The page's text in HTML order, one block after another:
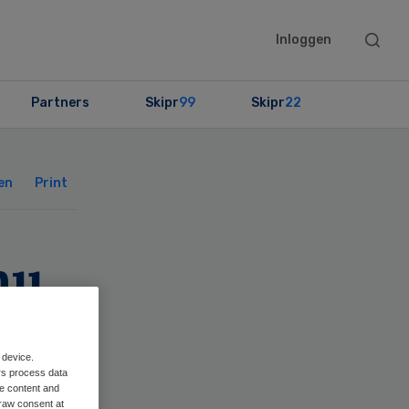
Inloggen
Search
Partners Skipr99 Skipr22
Print
process data
content and
consent at